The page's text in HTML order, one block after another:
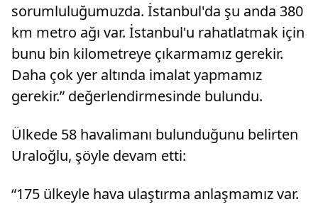
sorumluluğumuzda. İstanbul'da şu anda 380
km metro ağı var. İstanbul'u rahatlatmak için
bunu bin kilometreye çıkarmamız gerekir.
Daha çok yer altında imalat yapmamız
gerekir.” değerlendirmesinde bulundu.
Ülkede 58 havalimanı bulunduğunu belirten
Uraloğlu, şöyle devam etti:
“175 ülkeyle hava ulaştırma anlaşmamız var.